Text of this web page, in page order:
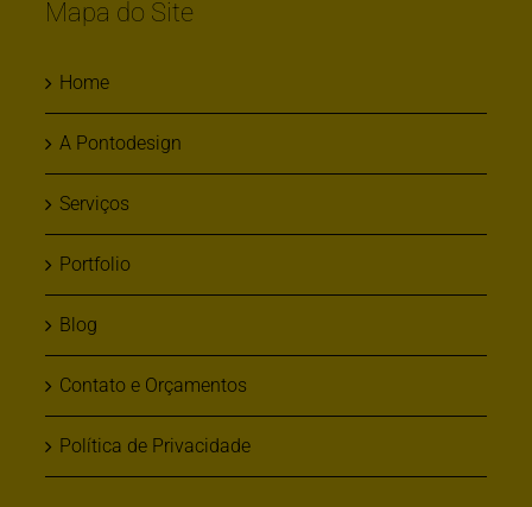
Mapa do Site
Home
A Pontodesign
Serviços
Portfolio
Blog
Contato e Orçamentos
Política de Privacidade